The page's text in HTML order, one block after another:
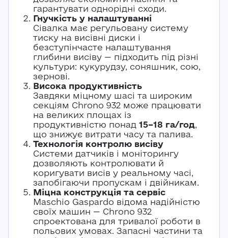
гарантувати однорідні сходи.
Гнучкість у налаштуванні
Сівалка має регульовану систему
тиску на висівні диски і
безступінчасте налаштування
глибини висіву — підходить під різні
культури: кукурудзу, соняшник, сою,
зернові.
Висока продуктивність
Завдяки міцному шасі та широким
секціям Chrono 932 може працювати
на великих площах із
продуктивністю понад 15–18 га/год,
що знижує витрати часу та палива.
Технологія контролю висіву
Системи датчиків і моніторингу
дозволяють контролювати й
коригувати висів у реальному часі,
запобігаючи пропускам і двійникам.
Міцна конструкція та сервіс
Maschio Gaspardo відома надійністю
своїх машин — Chrono 932
спроектована для тривалої роботи в
польових умовах. Запасні частини та